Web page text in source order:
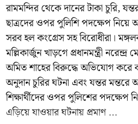
রামমন্দির থেকে দানের টাকা চুরি,
ছাত্রদের ওপর পুলিশি পদক্ষেপ
সরব হল কংগ্রেস সহ বিরোধীরা।
মল্লিকার্জুন খাড়গে প্রধানমন্ত্রী নরেন্দ্র
অমিত শাহের বিরুদ্ধে অভিযোগ করে
অনুদান চুরির ঘটনা এবং যন্তর
শিক্ষার্থীদের ওপর পুলিশের পদক্ষেপ
এড়িয়ে যাওয়ার ঘটনায় প্রমাণ ...